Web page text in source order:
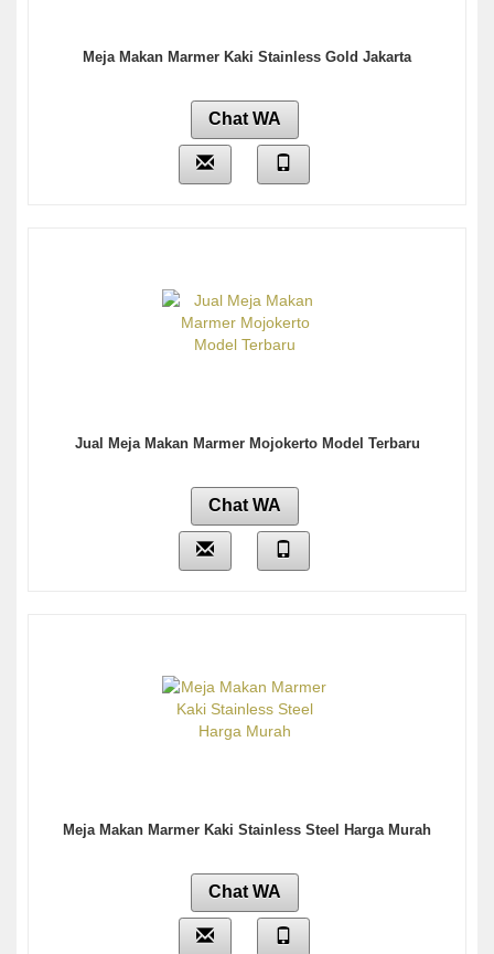
Meja Makan Marmer Kaki Stainless Gold Jakarta
Chat WA
Jual Meja Makan Marmer Mojokerto Model Terbaru
Chat WA
Meja Makan Marmer Kaki Stainless Steel Harga Murah
Chat WA